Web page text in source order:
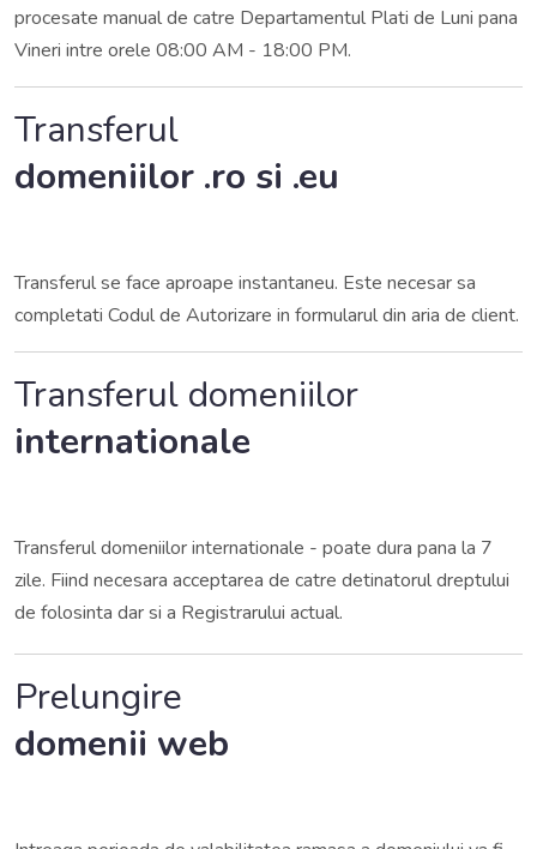
procesate manual de catre Departamentul Plati de Luni pana
Vineri intre orele 08:00 AM - 18:00 PM.
Transferul
domeniilor .ro si .eu
Transferul se face aproape instantaneu. Este necesar sa
completati Codul de Autorizare in formularul din aria de client.
Transferul domeniilor
internationale
Transferul domeniilor internationale - poate dura pana la 7
zile. Fiind necesara acceptarea de catre detinatorul dreptului
de folosinta dar si a Registrarului actual.
Prelungire
domenii web